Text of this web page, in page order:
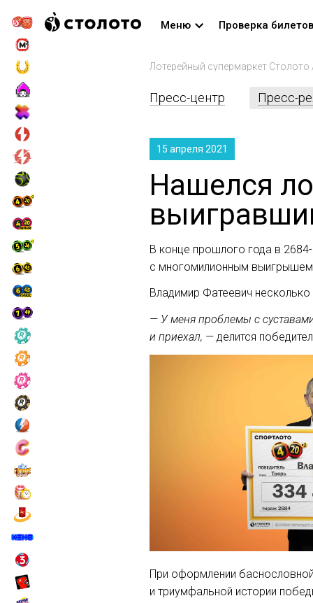
Меню Проверка билетов
Лотерейный супермаркет Столото
Пресс-центр Пресс-
15 апреля 2021
Нашелся
В конце прошлого года в
с многомилионным
Владимир Фатеевич
— У меня проблемы с
и приехал, — делится
При оформлении
и триумфальной истории